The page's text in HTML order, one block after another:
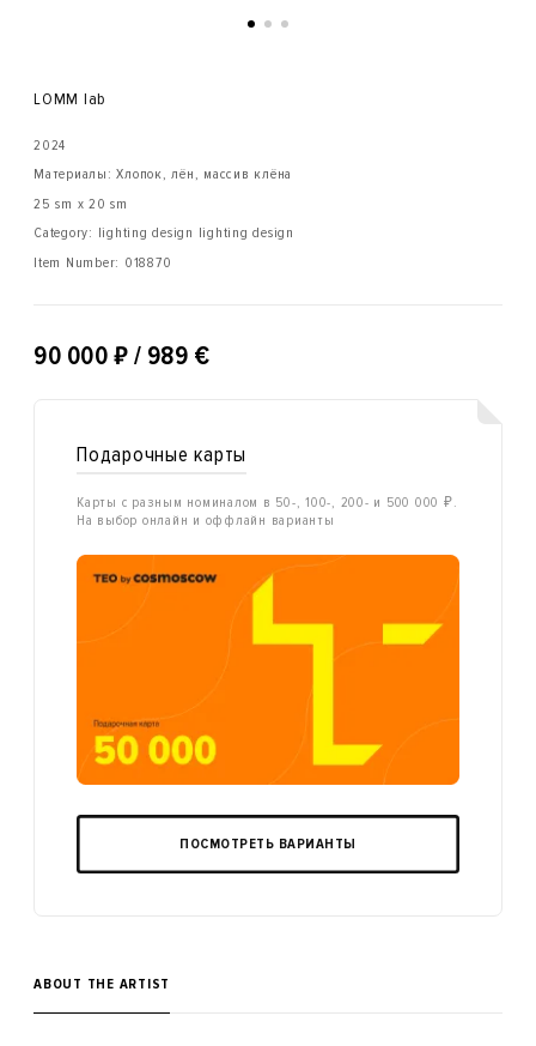
LOMM lab
2024
Материалы: Хлопок, лён, массив клёна
25 sm x 20 sm
Category: lighting design lighting design
Item Number: 018870
90 000 ₽ / 989 €
Подарочные карты
Карты с разным номиналом в 50-, 100-, 200- и 500 000 ₽.
На выбор онлайн и оффлайн варианты
ПОСМОТРЕТЬ ВАРИАНТЫ
ABOUT THE ARTIST